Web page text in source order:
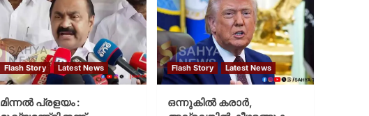
Flash Story Latest News
മിന്നല്‍ പ്രളയം :
Flash Story Latest News
ഒന്നുകില്‍ കരാര്‍,